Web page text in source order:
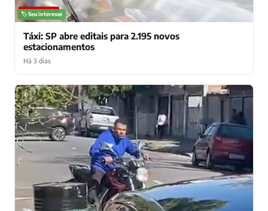
NOTÍCIAS
🏷️ Seu interesse
Táxi: SP abre editais para 2.195 novos
estacionamentos
Há 3 dias